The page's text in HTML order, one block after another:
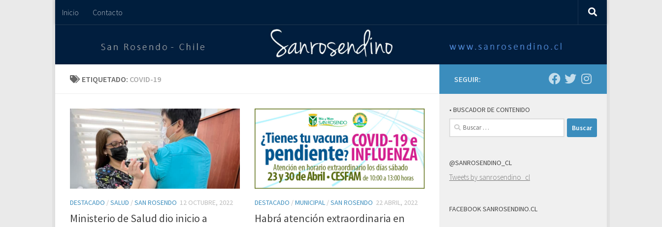
Saltar al contenido
Inicio Contacto
ETIQUETADO: COVID-19
DESTACADO /SALUD /SAN ROSENDO 12 OCTUBRE, 2022
Ministerio de Salud dio inicio a
DESTACADO /MUNICIPAL /SAN ROSENDO 22 ABRIL, 2022
Habrá atención extraordinaria en
SEGUIR:
• BUSCADOR DE CONTENIDO
Buscar:
@SANROSENDINO_CL
Tweets by sanrosendino_cl
FACEBOOK SANROSENDINO.CL